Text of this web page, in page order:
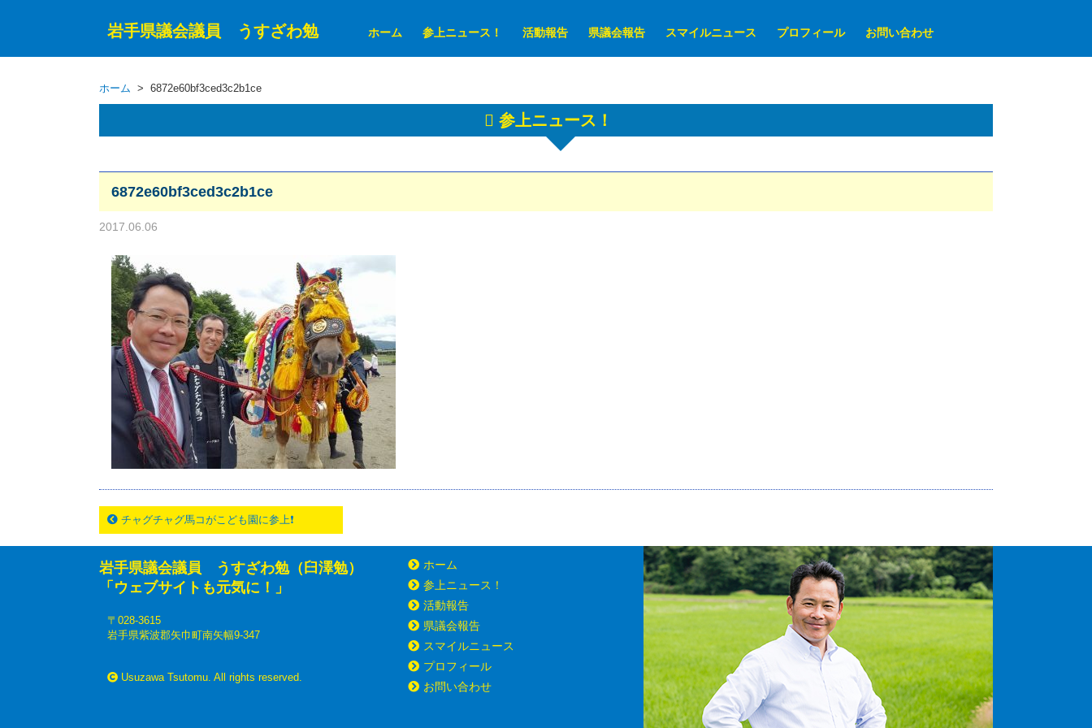
岩手県議会議員 うすざわ勉 ホーム 参上ニュース！ 活動報告 県議会報告 スマイルニュース プロフィール お問い合わせ
ホーム > 6872e60bf3ced3c2b1ce
参上ニュース！
6872e60bf3ced3c2b1ce
2017.06.06
チャグチャグ馬コがこども園に参上❗
岩手県議会議員 うすざわ勉（臼澤勉）
「ウェブサイトも元気に！」
〒028-3615
岩手県紫波郡矢巾町南矢幅9-347
Usuzawa Tsutomu. All rights reserved.
ホーム
参上ニュース！
活動報告
県議会報告
スマイルニュース
プロフィール
お問い合わせ